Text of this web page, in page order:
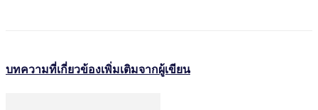
บทความที่เกี่ยวข้องเพิ่มเติมจากผู้เขียน